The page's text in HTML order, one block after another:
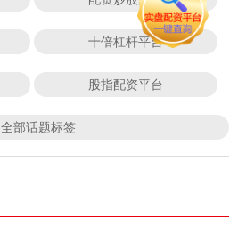
十倍杠杆平台
股指配资平台
全部话题标签